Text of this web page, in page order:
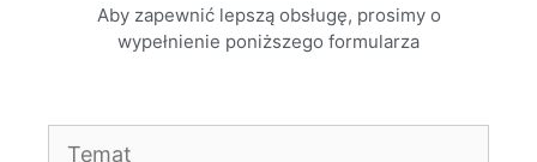
Aby zapewnić lepszą obsługę, prosimy o
wypełnienie poniższego formularza